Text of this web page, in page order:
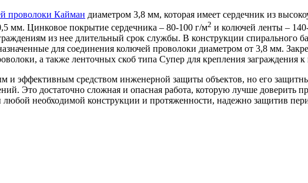
проволоки Кайман диаметром 3,8 мм, которая имеет сердечник из
мм. Цинковое покрытие сердечника – 80-100 г/м2 и колючей ленты –
из нее длительный срок службы. В конструкции спирального
для соединения колючей проволоки диаметром от 3,8 мм.
а также ленточных скоб типа Супер для крепления заграждения
и эффективным средством инженерной защиты объектов, но его
Это достаточно сложная и опасная работа, которую лучше доверить
любой необходимой конструкции и протяженности, надежно защитив